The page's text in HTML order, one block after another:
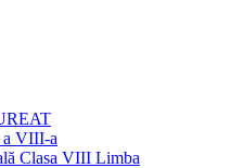
a VIII-a
Clasa VIII Limba